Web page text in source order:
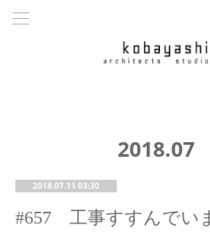
2018.07
2018.07.11 03:30
#657 工事すすんでい